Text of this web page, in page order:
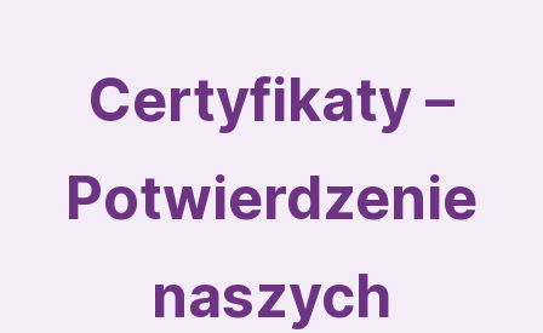
Certyfikaty –
Potwierdzenie
naszych